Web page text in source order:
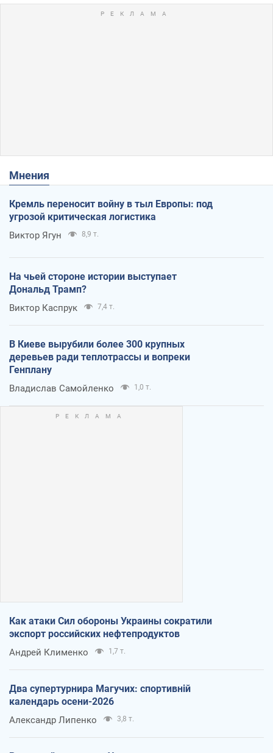
Мнения
Кремль переносит войну в тыл Европы: под
угрозой критическая логистика
Виктор Ягун 8,9 т.
На чьей стороне истории выступает
Дональд Трамп?
Виктор Каспрук 7,4 т.
В Киеве вырубили более 300 крупных
деревьев ради теплотрассы и вопреки
Генплану
Владислав Самойленко 1,0 т.
Как атаки Сил обороны Украины сократили
экспорт российских нефтепродуктов
Андрей Клименко 1,7 т.
Два супертурнира Магучих: спортивній
календарь осени-2026
Александр Липенко 3,8 т.